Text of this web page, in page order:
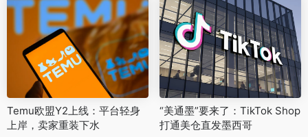
Temu欧盟Y2上线：平台轻身
上岸，卖家重装下水
“美通墨”要来了：TikTok Shop
打通美仓直发墨西哥